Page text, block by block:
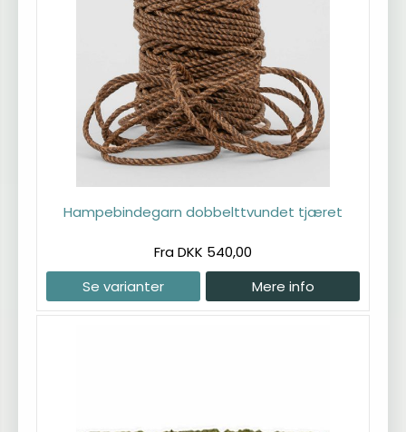
Hampebindegarn dobbelttvundet tjæret
Fra DKK 540,00
Se varianter
Mere info